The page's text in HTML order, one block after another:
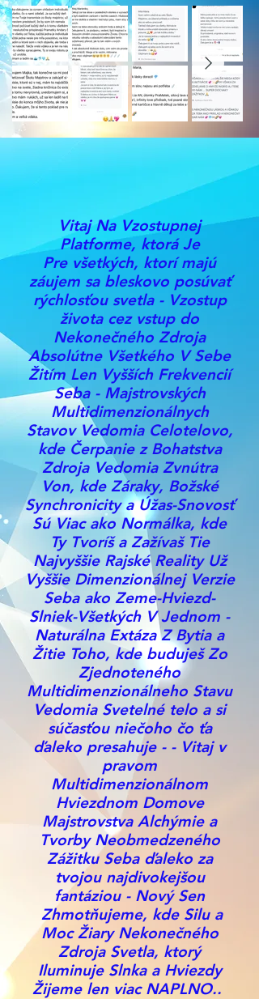
Vitaj Na Vzostupnej
Platforme, ktorá Je
Pre všetkých, ktorí majú
záujem sa bleskovo posúvať
rýchlosťou svetla - Vzostup
života cez vstup do
Nekonečného Zdroja
Absolútne Všetkého V Sebe
Žitím Len Vyšších Frekvencií
Seba - Majstrovských
Multidimenzionálnych
Stavov Vedomia Celotelovo,
kde Čerpanie z Bohatstva
Zdroja Vedomia Zvnútra
Von, kde Záraky, Božské
Synchronicity a Úžas-Snovosť
Sú Viac ako Normálka, kde
Ty Tvoríš a Zažívaš Tie
Najvyššie Rajské Reality Už
Vyššie Dimenzionálnej Verzie
Seba ako Zeme-Hviezd-
Slniek-Všetkých V Jednom -
Naturálna Extáza Z Bytia a
Žitie Toho, kde buduješ Zo
Zjednoteného
Multidimenzionálneho Stavu
Vedomia Svetelné telo a si
súčasťou niečoho čo ťa
ďaleko presahuje - - Vitaj v
pravom
Multidimenzionálnom
Hviezdnom Domove
Majstrovstva Alchýmie a
Tvorby Neobmedzeného
Zážitku Seba ďaleko za
tvojou najdivokejšou
fantáziou - Nový Sen
Zhmotňujeme, kde Silu a
Moc Žiary Nekonečného
Zdroja Svetla, ktorý
Iluminuje Slnka a Hviezdy
Žijeme len viac NAPLNO..